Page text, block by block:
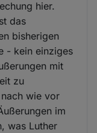
hier.
das
bisherigen
- kein einziges
mit
zu
wie vor
im
was Luther